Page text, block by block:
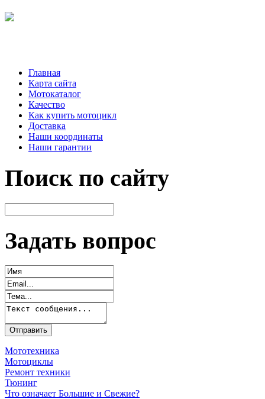
Главная
Карта сайта
Мотокаталог
Качество
Как купить мотоцикл
Доставка
Наши координаты
Наши гарантии
Поиск по сайту
Задать вопрос
Мототехника
Мотоциклы
Ремонт техники
Тюнинг
Что означает Большие и Свежие?